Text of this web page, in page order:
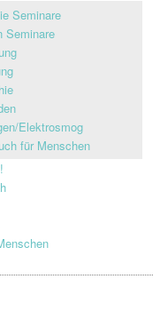
Seminare
Seminare
Elektrosmog
für Menschen